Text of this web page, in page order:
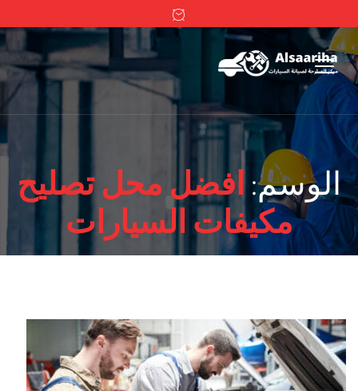
الوسم: افضل محل تصليح
مكيفات السيارات